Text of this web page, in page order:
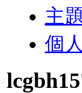
主題
個